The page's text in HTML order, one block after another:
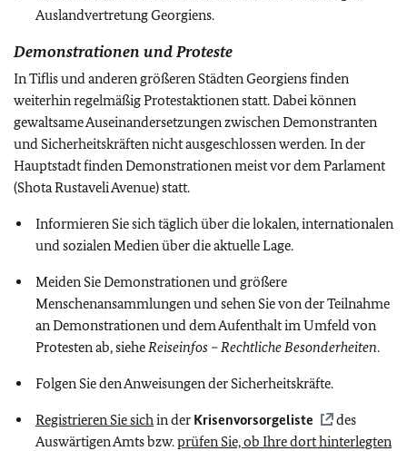
Auslandvertretung Georgiens.
Demonstrationen und Proteste
In Tiflis und anderen größeren Städten Georgiens finden
weiterhin regelmäßig Protestaktionen statt. Dabei können
gewaltsame Auseinandersetzungen zwischen Demonstranten
und Sicherheitskräften nicht ausgeschlossen werden. In der
Hauptstadt finden Demonstrationen meist vor dem Parlament
(Shota Rustaveli Avenue) statt.
Informieren Sie sich täglich über die lokalen, internationalen
und sozialen Medien über die aktuelle Lage.
Meiden Sie Demonstrationen und größere
Menschenansammlungen und sehen Sie von der Teilnahme
an Demonstrationen und dem Aufenthalt im Umfeld von
Protesten ab, sieheReiseinfos – Rechtliche Besonderheiten.
Folgen Sie den Anweisungen der Sicherheitskräfte.
Registrieren Sie sichin der Krisenvorsorgeliste
des
Auswärtigen Amts bzw.prüfen Sie, ob Ihre dort hinterlegten